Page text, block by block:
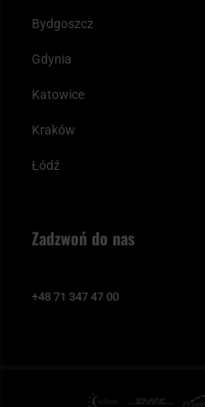
Bydgoszcz
Gdynia
Katowice
Kraków
Łódź
Zadzwoń do nas
+48 71 347 47 00